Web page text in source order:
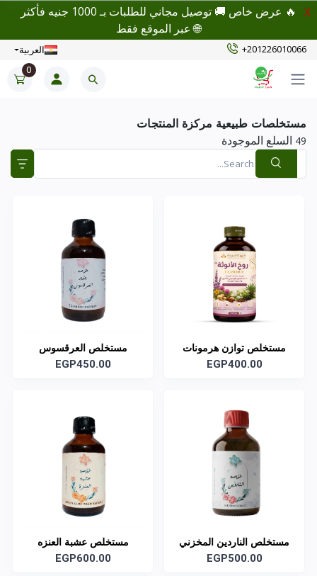
🔥 عرض خاص 🚚 توصيل مجاني للطلبات بـ 1000 جنيه فأكثر
🌐 عبر الموقع فقط
X
+201226010066 العربية
0
مستخلصات طبيعية مركزة المنتجات
49 السلع الموجودة
مستخلص توازن هرمونات
الانوثه
EGP400.00
مستخلص العرقسوس
EGP450.00
مستخلص الناردين المخزني
EGP500.00
مستخلص عشبة العنزه
EGP600.00